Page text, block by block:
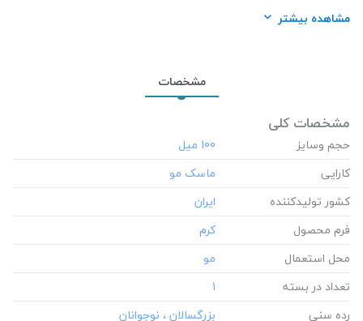
محل استعمال:مو مشاهده بیشتر
مشخصات
مشخصات کلی
حجم وسایز
‎100 میل
کارایی
کشور تولید‎کننده
فرم محصول
محل استعمال
تعداد در بسته
‎1
رده سنی